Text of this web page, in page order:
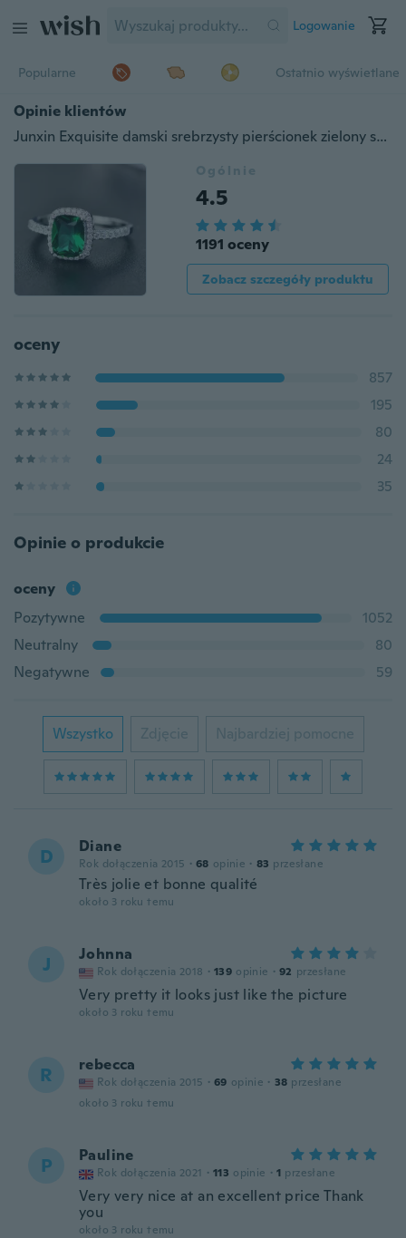
Logowanie
Popularne Ostatnio wyświetlane
Opinie klientów
Junxin Exquisite damski srebrzysty pierścionek zielony szmaragd niebieski szafir fioletowy ametyst diament biżuteria urodziny propozycja prezent rozmiar 5 6 7 8 9 10 11
Ogólnie
4.5
1191 oceny
Zobacz szczegóły produktu
oceny
857
195
80
24
35
Opinie o produkcie
oceny
Pozytywne
1052
Neutralny
80
Negatywne
59
Wszystko Zdjęcie Najbardziej pomocne
D Diane
Rok dołączenia 2015 · 68 opinie · 83 przesłane
Très jolie et bonne qualité
około 3 roku temu
J Johnna
Rok dołączenia 2018 · 139 opinie · 92 przesłane
Very pretty it looks just like the picture
około 3 roku temu
R rebecca
Rok dołączenia 2015 · 69 opinie · 38 przesłane
około 3 roku temu
P Pauline
Rok dołączenia 2021 · 113 opinie · 1 przesłane
Very very nice at an excellent price Thank
you
około 3 roku temu